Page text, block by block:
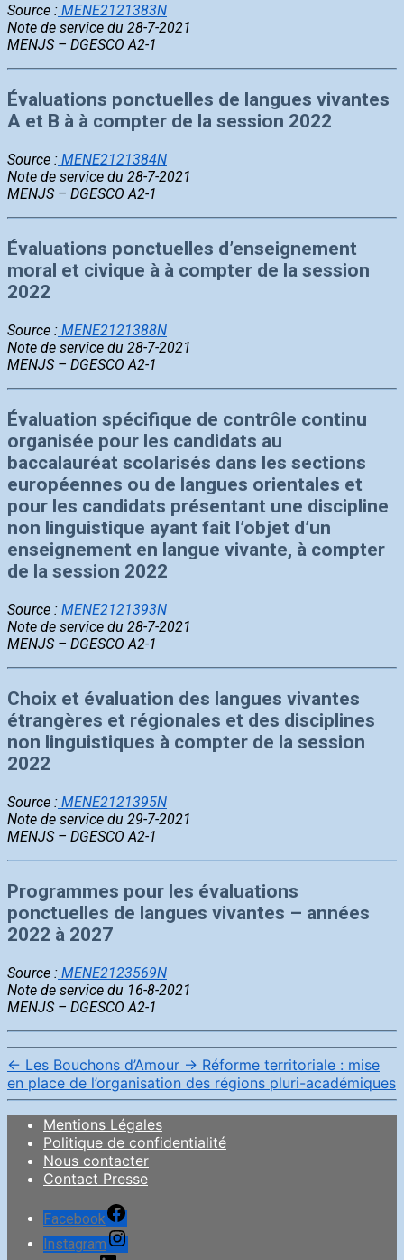
Source : MENE2121383N
Note de service du 28-7-2021
MENJS – DGESCO A2-1
Évaluations ponctuelles de langues vivantes
A et B à à compter de la session 2022
Source : MENE2121384N
Note de service du 28-7-2021
MENJS – DGESCO A2-1
Évaluations ponctuelles d’enseignement
moral et civique à à compter de la session
2022
Source : MENE2121388N
Note de service du 28-7-2021
MENJS – DGESCO A2-1
Évaluation spécifique de contrôle continu
organisée pour les candidats au
baccalauréat scolarisés dans les sections
européennes ou de langues orientales et
pour les candidats présentant une discipline
non linguistique ayant fait l’objet d’un
enseignement en langue vivante, à compter
de la session 2022
Source : MENE2121393N
Note de service du 28-7-2021
MENJS – DGESCO A2-1
Choix et évaluation des langues vivantes
étrangères et régionales et des disciplines
non linguistiques à compter de la session
2022
Source : MENE2121395N
Note de service du 29-7-2021
MENJS – DGESCO A2-1
Programmes pour les évaluations
ponctuelles de langues vivantes – années
2022 à 2027
Source : MENE2123569N
Note de service du 16-8-2021
MENJS – DGESCO A2-1
← Les Bouchons d’Amour → Réforme territoriale : mise
en place de l’organisation des régions pluri-académiques
Mentions Légales
Politique de confidentialité
Nous contacter
Contact Presse
Facebook
Instagram